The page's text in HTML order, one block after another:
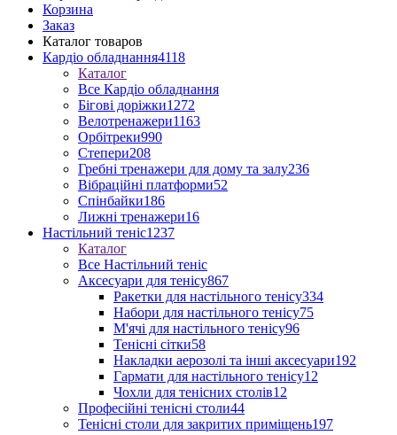
Корзина
Заказ
Каталог товаров
Кардіо обладнання4118
Каталог
Все Кардіо обладнання
Бігові доріжки1272
Велотренажери1163
Орбітреки990
Степери208
Гребні тренажери для дому та залу236
Вібраційні платформи52
Спінбайки186
Лижні тренажери16
Настільний теніс1237
Каталог
Все Настільний теніс
Аксесуари для тенісу867
Ракетки для настільного тенісу334
Набори для настільного тенісу75
М'ячі для настільного тенісу96
Тенісні сітки58
Накладки аерозолі та інші аксесуари192
Гармати для настільного тенісу12
Чохли для тенісних столів12
Професійні тенісні столи44
Тенісні столи для закритих приміщень197